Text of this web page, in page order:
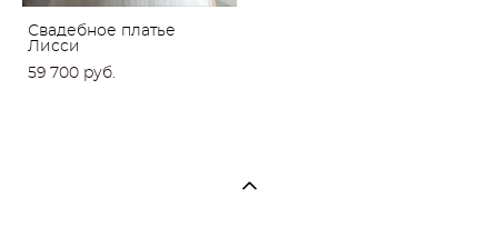
Свадебное платье
Лисси
59 700 pуб.